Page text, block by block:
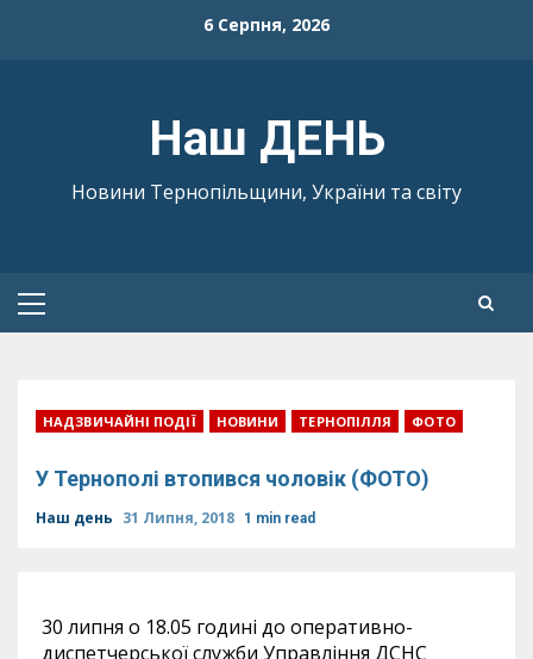
6 Серпня, 2026
Наш ДЕНЬ
Новини Тернопільщини, України та світу
Primary
НАДЗВИЧАЙНІ ПОДІЇ НОВИНИ ТЕРНОПІЛЛЯ ФОТО
У Тернополі втопився чоловік (ФОТО)
Наш день 31 Липня, 2018 1 min read
30 липня о 18.05 годині до оперативно-
диспетчерської служби Управління ДСНС